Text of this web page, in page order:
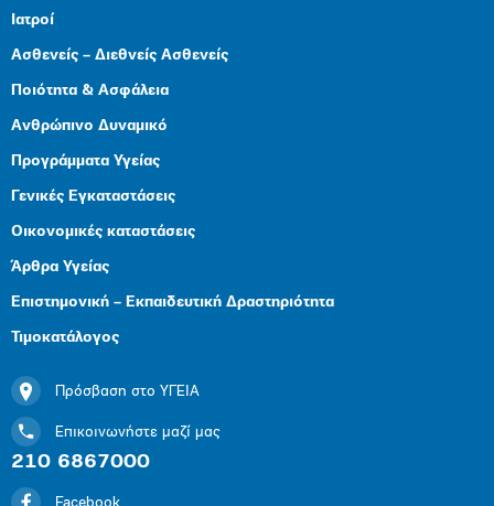
Ιατροί
Ασθενείς – Διεθνείς Ασθενείς
Ποιότητα & Ασφάλεια
Ανθρώπινο Δυναμικό
Προγράμματα Υγείας
Γενικές Εγκαταστάσεις
Οικονομικές καταστάσεις
Άρθρα Υγείας
Επιστημονική – Εκπαιδευτική Δραστηριότητα
Τιμοκατάλογος
Πρόσβαση στο ΥΓΕΙΑ
Επικοινωνήστε μαζί μας
210 6867000